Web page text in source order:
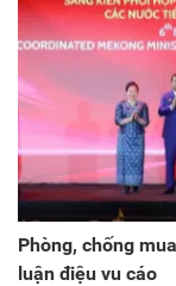
Phòng, chống
luận điệu vu cáo